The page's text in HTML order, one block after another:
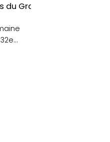
Grand Prix de Lanester !